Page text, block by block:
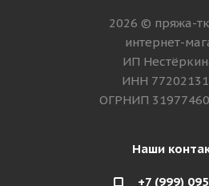
2026 © пряжа-
интернет-
ИП
ИНН
ОГРНИП
Наши
+7 (999)